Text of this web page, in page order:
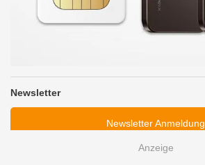
Newsletter
Newsletter Anmeldung
jederzeit abbestellbar